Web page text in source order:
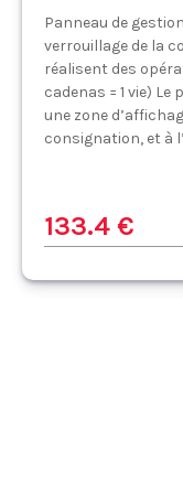
Panneau de
verrouillage de la
réalisent des
cadenas = 1 vie)
une zone
consignation, et à
133.4 €